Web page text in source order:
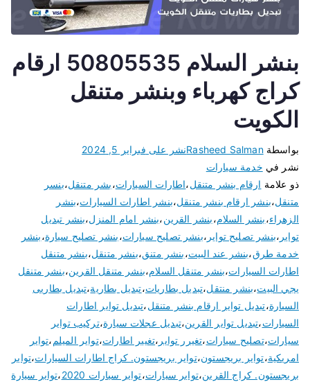
بنشر السلام 50805535 ارقام
كراج كهرباء وبنشر متنقل
الكويت
بواسطةRasheed Salmanنشر على فبراير 5, 2024
نشر في خدمة سيارات
ذو علامة ارقام بنشر متنقل،اطارات السيارات،بشر متنقل،بنسر
متنقل،بنشر ارقام بنشر متنقل،بنشر اطارات السيارات،بنشر
الزهراء،بنشر السلام،بنشر القرين،بنشر امام المنزل،بنشر تبديل
تواير ،بنشر تصليح تواير ،بنشر تصليح سيارات،بنشر تصليح سيارة،بنشر
خدمة طرق،بنشر عند البيت،بنشر متنق،بنشر متنقل،بنشر متنقل
اطارات السيارات،بنشر متنقل السلام،بنشر متنقل القرين،بنشر متنقل
يجي البيت،بنشر منتقل،تبديل بطاريات،تبديل بطارية،تبديل بطاريى
السيارة،تبديل تواير ارقام بنشر متنقل،تبديل تواير اطارات
السيارات،تبديل تواير القرين،تبديل عجلات سيارة،تركيب تواير
سيارات،تصليح سيارات،تغيرر تواير ،تغيير اطارات،تواير الميلم،تواير
امريكية،تواير بريجستون،تواير بريجستون. كراج اطارات السيارات،تواير
بريجستون. كراج القرين،تواير سيارات،تواير سيارات 2020 ،تواير سيارة